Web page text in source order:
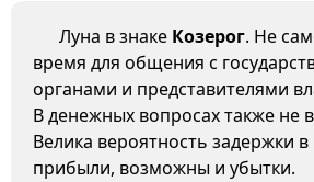
Луна в знаке Козерог. Не
время для общения с
органами и представителями
В денежных вопросах также не
Велика вероятность задержки
прибыли, возможны и убытки.